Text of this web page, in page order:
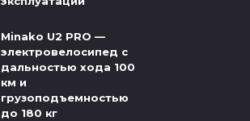
Minako U2 PRO —
электровелосипед с
дальностью хода 100
км и
грузоподъемностью
до 180 кг